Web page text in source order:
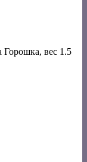
вес 1.5